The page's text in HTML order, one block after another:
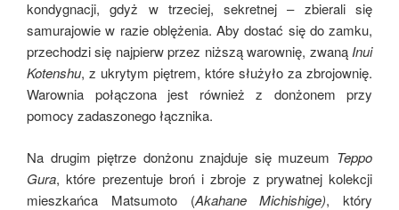
kondygnacji, gdyż w trzeciej, sekretnej – zbierali się
samurajowie w razie oblężenia. Aby dostać się do zamku,
przechodzi się najpierw przez niższą warownię, zwanąInui
Kotenshu, z ukrytym piętrem, które służyło za zbrojownię.
Warownia połączona jest również z donżonem przy
pomocy zadaszonego łącznika.
Na drugim piętrze donżonu znajduje się muzeum Teppo
Gura, które prezentuje broń i zbroje z prywatnej kolekcji
mieszkańca Matsumoto (Akahane Michishige), który